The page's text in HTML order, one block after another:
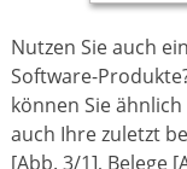
Nutzen Sie auch
Software-
können Sie
auch Ihre zuletzt
[Abb. 3/1], Belege